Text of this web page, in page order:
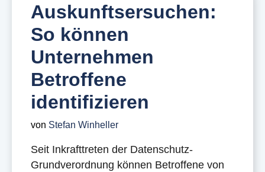
Auskunftsersuchen:
So können
Unternehmen
Betroffene
identifizieren
von Stefan Winheller
Seit Inkrafttreten der Datenschutz-
Grundverordnung können Betroffene von